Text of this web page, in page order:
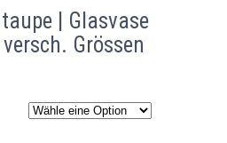
taupe | Glasvase
Grössen